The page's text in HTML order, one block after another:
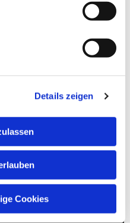
Details zeigen
Cookies